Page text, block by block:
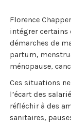
Florence
intégrer certains
démarches de
partum,
ménopause,
Ces situations
l’écart des
réfléchir à des
sanitaires,